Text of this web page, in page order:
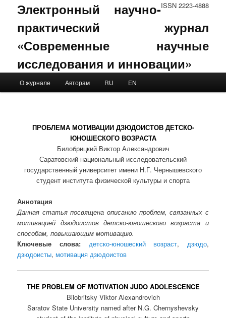
ISSN 2223-4888
Электронный научно-
практический журнал
«Современные научные
исследования и инновации»
Skip to primary content
Skip to secondary content
О журнале Авторам RU EN
ПРОБЛЕМА МОТИВАЦИИ ДЗЮДОИСТОВ ДЕТСКО-
ЮНОШЕСКОГО ВОЗРАСТА
Билобрицкий Виктор Александрович
Саратовский национальный исследовательский
государственный университет имени Н.Г. Чернышевского
студент института физической культуры и спорта
Аннотация
Данная статья посвящена описанию проблем, связанных с
мотивацией дзюдоистов детско-юношеского возраста и
способам, повышающим мотивацию.
Ключевые слова:
детско-юношеский возраст, дзюдо,
дзюдоисты, мотивация дзюдоистов
THE PROBLEM OF MOTIVATION JUDO ADOLESCENCE
Bilobritsky Viktor Alexandrovich
Saratov State University named after N.G. Chernyshevsky